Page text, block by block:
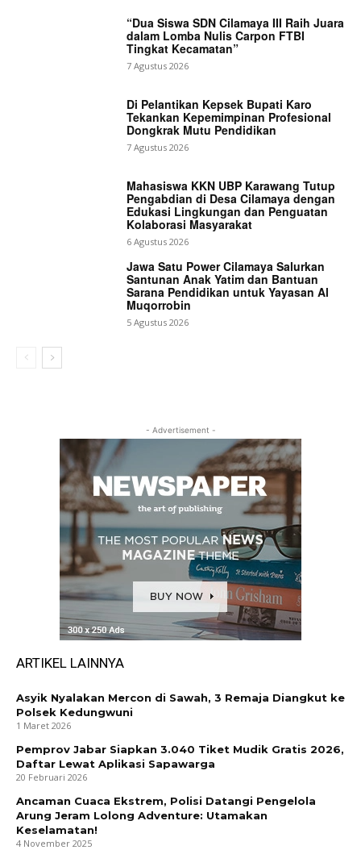
“Dua Siswa SDN Cilamaya III Raih Juara
dalam Lomba Nulis Carpon FTBI
Tingkat Kecamatan”
7 Agustus 2026
Di Pelantikan Kepsek Bupati Karo
Tekankan Kepemimpinan Profesional
Dongkrak Mutu Pendidikan
7 Agustus 2026
Mahasiswa KKN UBP Karawang Tutup
Pengabdian di Desa Cilamaya dengan
Edukasi Lingkungan dan Penguatan
Kolaborasi Masyarakat
6 Agustus 2026
Jawa Satu Power Cilamaya Salurkan
Santunan Anak Yatim dan Bantuan
Sarana Pendidikan untuk Yayasan Al
Muqorrobin
5 Agustus 2026
- Advertisement -
ARTIKEL LAINNYA
Asyik Nyalakan Mercon di Sawah, 3 Remaja Diangkut ke
Polsek Kedungwuni
1 Maret 2026
Pemprov Jabar Siapkan 3.040 Tiket Mudik Gratis 2026,
Daftar Lewat Aplikasi Sapawarga
20 Februari 2026
Ancaman Cuaca Ekstrem, Polisi Datangi Pengelola
Arung Jeram Lolong Adventure: Utamakan
Keselamatan!
4 November 2025